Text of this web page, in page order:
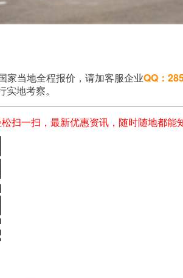
家当地全程报价，请加客服企业QQ：
实地考察。
扫一扫，最新优惠资讯，随时随地都能